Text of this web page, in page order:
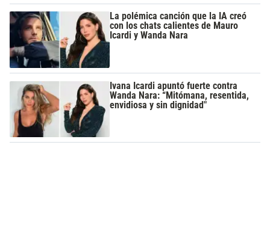
La polémica canción que la IA creó
con los chats calientes de Mauro
Icardi y Wanda Nara
Ivana Icardi apuntó fuerte contra
Wanda Nara: “Mitómana, resentida,
envidiosa y sin dignidad"